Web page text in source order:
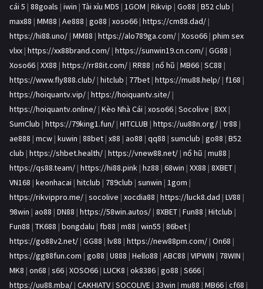
cái 5 | 88goals | iwin | Tài xỉu MD5 | 1GOM | Rikvip | Go88 | B52 club |
max88 | MM88 | Ae888 | go88 | xoso66 | https://cm88.dad/ |
https://hi88.uno/ | MM88 | https://alo789ga.com/ | Xoso66 | phim sex
vlxx | https://xx88brand.com/ | https://sunwin19.cn.com/ | GG88 |
Xoso66 | XX88 | https://rr88it.com/ | RR88 | nổ hũ | MB66 | SC88 |
https://www.fly888.club/ | hitclub | 77bet | https://mu88.help/ | f168 |
https://hoiquantv.vip/ | https://hoiquantv.site/ |
https://hoiquantv.online/ | Kèo Nhà Cái | xoso66 | Socolive | 8XX |
SumClub | https://79king1.fun/ | HITCLUB | https://uu88n.org/ | tr88 |
ae888 | mcw | kuwin | 88bet | x88 | ao88 | qq88 | sumclub | go88 | B52
club | https://shbet.health/ | https://vnew88.net/ | nổ hũ | mu88 |
https://qs88.team/ | https://hi88.pink | hz88 | 68win | XX88 | 8XBET |
VN168 | keonhacai | hitclub | 789club | sunwin | 1gom |
https://rikvippro.me/ | socolive | xocdia88 | https://luck8.dad | LV88 |
98win | ao88 | DN88 | https://58win.autos/ | 8XBET | Fun88 | Hitclub |
Fun88 | TK688 | bongdalu | fb88 | m88 | win55 | 86bet |
https://go88v2.net/ | GG88 | lv88 | https://new88pm.com/ | On68 |
https://gg88fun.com | go88 | U888 | Hello88 | ABC88 | VIPWIN | 78WIN |
MK8 | on68 | s66 | XOSO66 | LUCK8 | ok8386 | go88 | S666 |
https://uu88.mba/ | CAKHIATV | SOCOLIVE | 33win | mu88 | MB66 | cf68 |